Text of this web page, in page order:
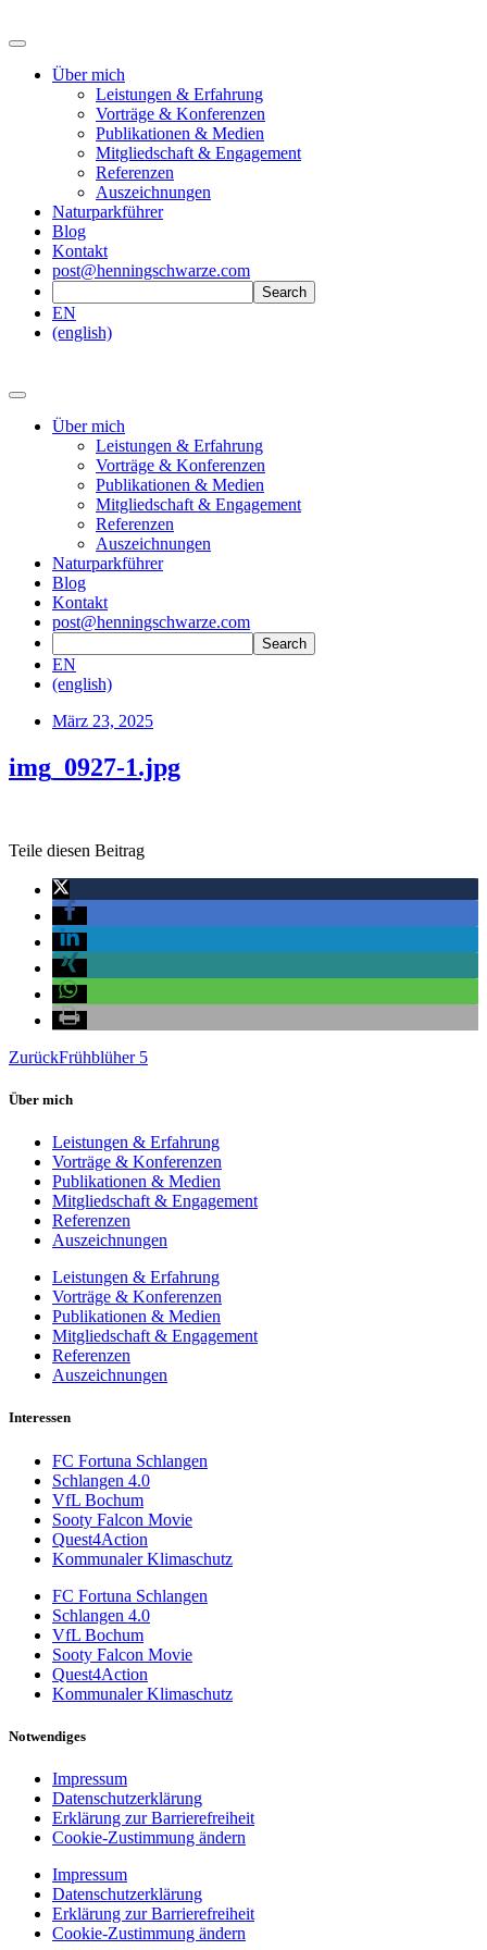
Über mich
Leistungen & Erfahrung
Vorträge & Konferenzen
Publikationen & Medien
Mitgliedschaft & Engagement
Referenzen
Auszeichnungen
Naturparkführer
Blog
Kontakt
post@henningschwarze.com
EN
(english)
Über mich
Leistungen & Erfahrung
Vorträge & Konferenzen
Publikationen & Medien
Mitgliedschaft & Engagement
Referenzen
Auszeichnungen
Naturparkführer
Blog
Kontakt
post@henningschwarze.com
EN
(english)
März 23, 2025
img_0927-1.jpg
Teile diesen Beitrag
ZurückFrühblüher 5
Über mich
Leistungen & Erfahrung
Vorträge & Konferenzen
Publikationen & Medien
Mitgliedschaft & Engagement
Referenzen
Auszeichnungen
Leistungen & Erfahrung
Vorträge & Konferenzen
Publikationen & Medien
Mitgliedschaft & Engagement
Referenzen
Auszeichnungen
Interessen
FC Fortuna Schlangen
Schlangen 4.0
VfL Bochum
Sooty Falcon Movie
Quest4Action
Kommunaler Klimaschutz
FC Fortuna Schlangen
Schlangen 4.0
VfL Bochum
Sooty Falcon Movie
Quest4Action
Kommunaler Klimaschutz
Notwendiges
Impressum
Datenschutzerklärung
Erklärung zur Barrierefreiheit
Cookie-Zustimmung ändern
Impressum
Datenschutzerklärung
Erklärung zur Barrierefreiheit
Cookie-Zustimmung ändern